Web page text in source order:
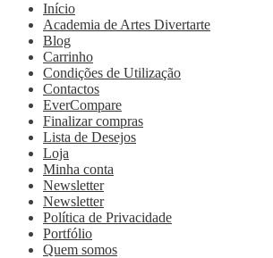
Início
Academia de Artes Divertarte
Blog
Carrinho
Condições de Utilização
Contactos
EverCompare
Finalizar compras
Lista de Desejos
Loja
Minha conta
Newsletter
Newsletter
Política de Privacidade
Portfólio
Quem somos